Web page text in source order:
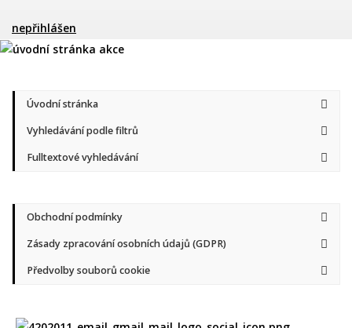
nepřihlášen
Úvodní stránka
Vyhledávání podle filtrů
Fulltextové vyhledávání
Obchodní podmínky
Zásady zpracování osobních údajů (GDPR)
Předvolby souborů cookie